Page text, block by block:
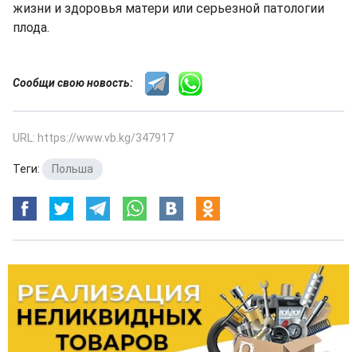
жизни и здоровья матери или серьезной патологии
плода.
Сообщи свою новость:
URL: https://www.vb.kg/347917
Теги: Польша